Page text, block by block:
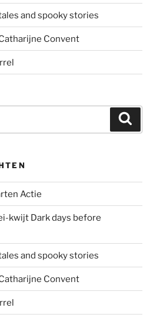
and spooky stories
Convent
Actie
kwijt Dark days before
and spooky stories
Convent